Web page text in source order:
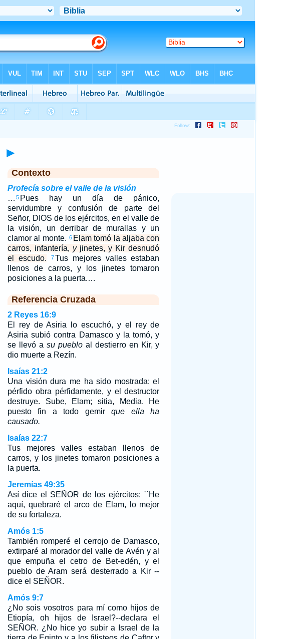
►
Contexto
Profecía sobre el valle de la visión
… 5 Pues hay un día de pánico,
servidumbre y confusión de parte del
Señor, DIOS de los ejércitos, en el valle de
la visión, un derribar de murallas y un
clamor al monte. 6 Elam tomó la aljaba con
carros, infantería, yjinetes, y Kir desnudó
el escudo.
7Tus mejores valles estaban
llenos de carros, y los jinetes tomaron
posiciones a la puerta.…
Referencia Cruzada
2 Reyes 16:9
El rey de Asiria lo escuchó, y el rey de
Asiria subió contra Damasco y la tomó, y
se llevó a su puebloal destierro en Kir, y
dio muerte a Rezín.
Isaías 21:2
Una visión dura me ha sido mostrada: el
pérfido obra pérfidamente, y el destructor
destruye. Sube, Elam; sitia, Media. He
puesto fin a todo gemirque ella ha
causado.
Isaías 22:7
Tus mejores valles estaban llenos de
carros, y los jinetes tomaron posiciones a
la puerta.
Jeremías 49:35
Así dice el SEÑOR de los ejércitos: ``He
aquí, quebraré el arco de Elam, lo mejor
de su fortaleza.
Amós 1:5
También romperé el cerrojo de Damasco,
extirparé al morador del valle de Avén y al
que empuña el cetro de Bet-edén, y el
pueblo de Aram será desterrado a Kir --
dice el SEÑOR.
Amós 9:7
¿No sois vosotros para mí como hijos de
Etiopía, oh hijos de Israel?--declara el
SEÑOR. ¿No hice yo subir a Israel de la